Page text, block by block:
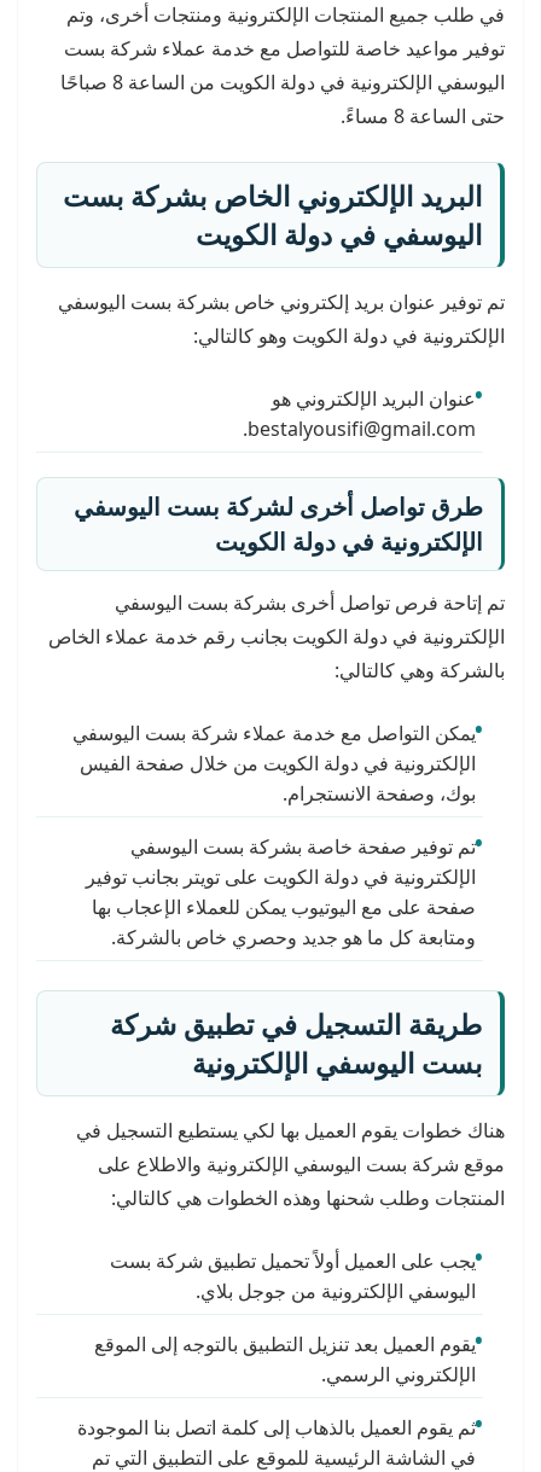
في طلب جميع المنتجات الإلكترونية ومنتجات أخرى، وتم
توفير مواعيد خاصة للتواصل مع خدمة عملاء شركة بست
اليوسفي الإلكترونية في دولة الكويت من الساعة 8 صباحًا
حتى الساعة 8 مساءً.
البريد الإلكتروني الخاص بشركة بست
اليوسفي في دولة الكويت
تم توفير عنوان بريد إلكتروني خاص بشركة بست اليوسفي
الإلكترونية في دولة الكويت وهو كالتالي:
عنوان البريد الإلكتروني هو
bestalyousifi@gmail.com.
طرق تواصل أخرى لشركة بست اليوسفي
الإلكترونية في دولة الكويت
تم إتاحة فرص تواصل أخرى بشركة بست اليوسفي
الإلكترونية في دولة الكويت بجانب رقم خدمة عملاء الخاص
بالشركة وهي كالتالي:
يمكن التواصل مع خدمة عملاء شركة بست اليوسفي
الإلكترونية في دولة الكويت من خلال صفحة الفيس
بوك، وصفحة الانستجرام.
تم توفير صفحة خاصة بشركة بست اليوسفي
الإلكترونية في دولة الكويت على تويتر بجانب توفير
صفحة على مع اليوتيوب يمكن للعملاء الإعجاب بها
ومتابعة كل ما هو جديد وحصري خاص بالشركة.
طريقة التسجيل في تطبيق شركة
بست اليوسفي الإلكترونية
هناك خطوات يقوم العميل بها لكي يستطيع التسجيل في
موقع شركة بست اليوسفي الإلكترونية والاطلاع على
المنتجات وطلب شحنها وهذه الخطوات هي كالتالي:
يجب على العميل أولاً تحميل تطبيق شركة بست
اليوسفي الإلكترونية من جوجل بلاي.
يقوم العميل بعد تنزيل التطبيق بالتوجه إلى الموقع
الإلكتروني الرسمي.
ثم يقوم العميل بالذهاب إلى كلمة اتصل بنا الموجودة
في الشاشة الرئيسية للموقع على التطبيق التي تم